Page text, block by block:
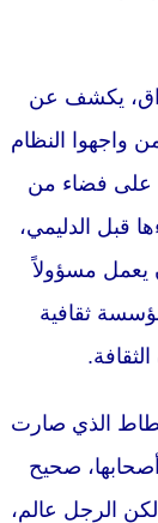
يكشف عن
واجهوا النظام
على فضاء من
قبل الدليمي،
يعمل مسؤولاً
حال مؤسسة ثقافية
الذي صارت
صحيح
الرجل عالم،